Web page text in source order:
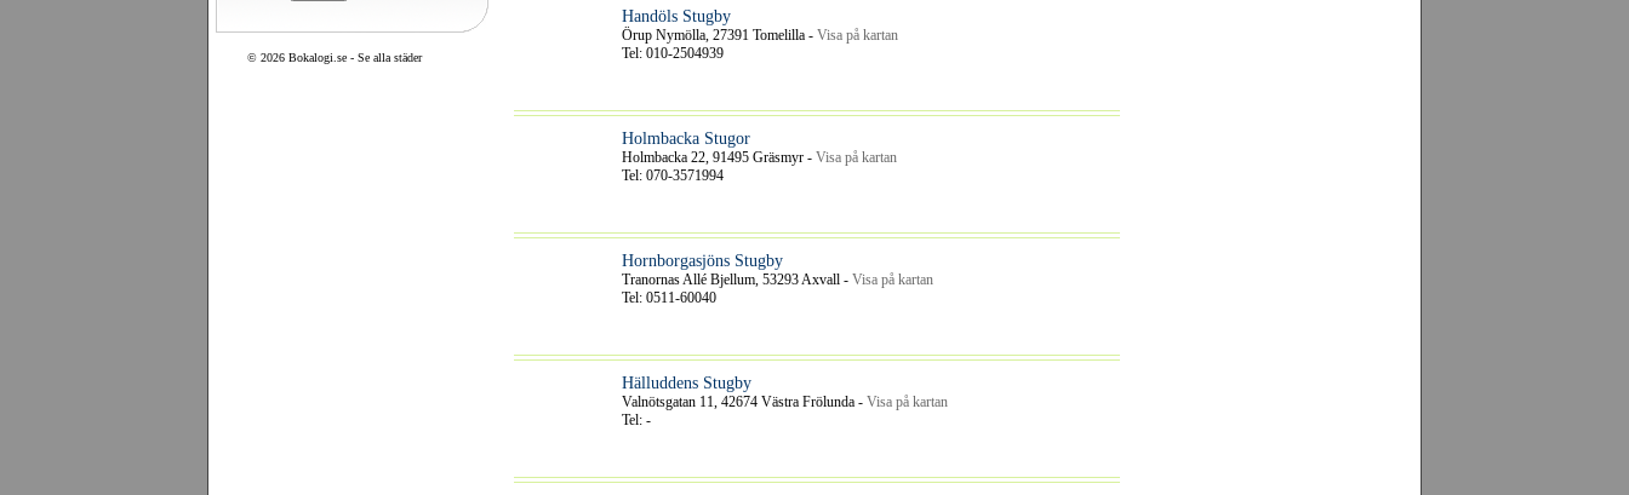
© 2026 Bokalogi.se - Se alla städer
Handöls Stugby
Örup Nymölla, 27391 Tomelilla - Visa på kartan
Tel: 010-2504939
Holmbacka Stugor
Holmbacka 22, 91495 Gräsmyr - Visa på kartan
Tel: 070-3571994
Hornborgasjöns Stugby
Tranornas Allé Bjellum, 53293 Axvall - Visa på kartan
Tel: 0511-60040
Hälluddens Stugby
Valnötsgatan 11, 42674 Västra Frölunda - Visa på kartan
Tel: -